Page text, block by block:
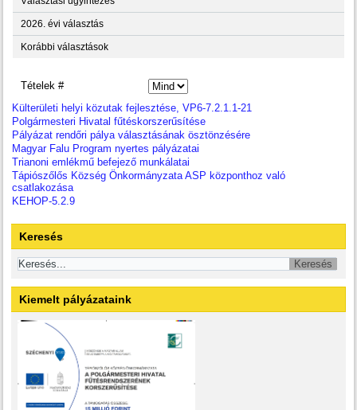
2026. évi választás
Korábbi választások
Tételek #
Külterületi helyi közutak fejlesztése, VP6-7.2.1.1-21
Polgármesteri Hivatal fűtéskorszerűsítése
Pályázat rendőri pálya választásának ösztönzésére
Magyar Falu Program nyertes pályázatai
Trianoni emlékmű befejező munkálatai
Tápiószőlős Község Önkormányzata ASP központhoz való
csatlakozása
KEHOP-5.2.9
Keresés
Kiemelt pályázataink